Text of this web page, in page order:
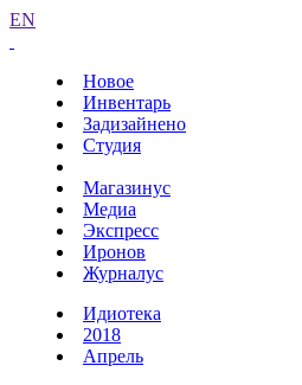
EN
Новое
Инвентарь
Задизайнено
Студия
Магазинус
Медиа
Экспресс
Иронов
Журналус
Идиотека
2018
Апрель